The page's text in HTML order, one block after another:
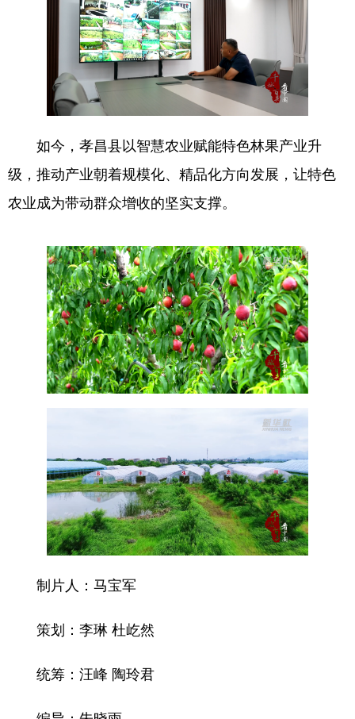
如今，孝昌县以智慧农业赋能特色林果产业升
级，推动产业朝着规模化、精品化方向发展，让特色
农业成为带动群众增收的坚实支撑。
制片人：马宝军
策划：李琳 杜屹然
统筹：汪峰 陶玲君